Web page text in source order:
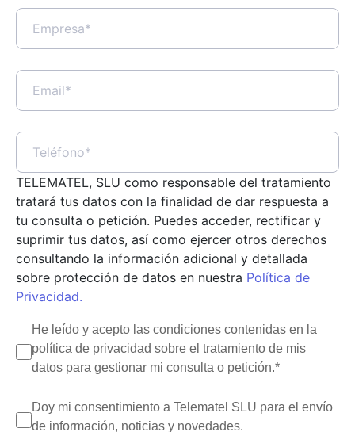
materiales de instalación y/o construcción
con una versión anterior del formato de
archivo (BMEcat 1.2.).
Como BMEcat es un estándar de catálogo
multimedia válido para muchos sectores,
en muchas ocasiones los cambios que
incorporaran las nuevas versiones no
afectan a la estructura de fichero que ya se
esté generando por parte del proveedor,
con lo que la compatibilidad entre
versiones quedará prácticamente
garantizada.
Si quieres más información, aquí tienes
interés:
TELEMATEL, SLU como responsable del tratamiento
tratará tus datos con la finalidad de dar respuesta a
tu consulta o petición. Puedes acceder, rectificar y
suprimir tus datos, así como ejercer otros derechos
consultando la información adicional y detallada
sobre protección de datos en nuestra Política de
Privacidad.
He leído y acepto las condiciones contenidas en la
política de privacidad sobre el tratamiento de mis
datos para gestionar mi consulta o petición.*
Doy mi consentimiento a Telematel SLU para el envío
de información, noticias y novedades.